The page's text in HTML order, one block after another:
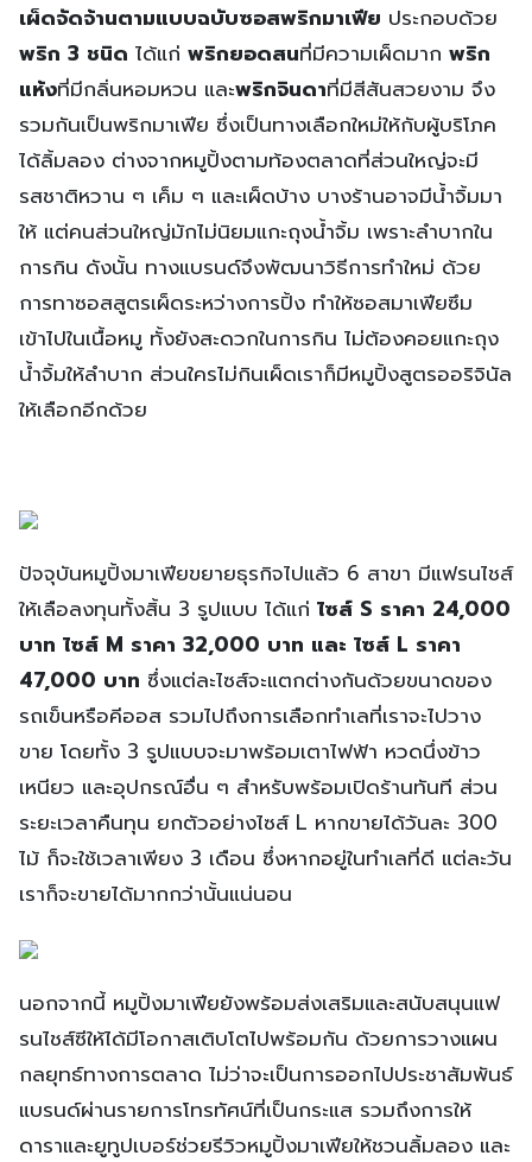
เผ็ดจัดจ้านตามแบบฉบับซอสพริกมาเฟีย ประกอบด้วย
พริก 3 ชนิด ได้แก่ พริกยอดสนที่มีความเผ็ดมาก พริก
แห้งที่มีกลิ่นหอมหวน และพริกจินดาที่มีสีสันสวยงาม จึง
รวมกันเป็นพริกมาเฟีย ซึ่งเป็นทางเลือกใหม่ให้กับผู้บริโภค
ได้ลิ้มลอง ต่างจากหมูปิ้งตามท้องตลาดที่ส่วนใหญ่จะมี
รสชาติหวาน ๆ เค็ม ๆ และเผ็ดบ้าง บางร้านอาจมีน้ำจิ้มมา
ให้ แต่คนส่วนใหญ่มักไม่นิยมแกะถุงน้ำจิ้ม เพราะลำบากใน
การกิน ดังนั้น ทางแบรนด์จึงพัฒนาวิธีการทำใหม่ ด้วย
การทาซอสสูตรเผ็ดระหว่างการปิ้ง ทำให้ซอสมาเฟียซึม
เข้าไปในเนื้อหมู ทั้งยังสะดวกในการกิน ไม่ต้องคอยแกะถุง
น้ำจิ้มให้ลำบาก ส่วนใครไม่กินเผ็ดเราก็มีหมูปิ้งสูตรออริจินัล
ให้เลือกอีกด้วย
ปัจจุบันหมูปิ้งมาเฟียขยายธุรกิจไปแล้ว 6 สาขา มีแฟรนไชส์
ให้เลือลงทุนทั้งสิ้น 3 รูปแบบ ได้แก่ ไซส์ S ราคา 24,000
บาท ไซส์ M ราคา 32,000 บาท และ ไซส์ L ราคา
47,000 บาท ซึ่งแต่ละไซส์จะแตกต่างกันด้วยขนาดของ
รถเข็นหรือคีออส รวมไปถึงการเลือกทำเลที่เราจะไปวาง
ขาย โดยทั้ง 3 รูปแบบจะมาพร้อมเตาไฟฟ้า หวดนึ่งข้าว
เหนียว และอุปกรณ์อื่น ๆ สำหรับพร้อมเปิดร้านทันที ส่วน
ระยะเวลาคืนทุน ยกตัวอย่างไซส์ L หากขายได้วันละ 300
ไม้ ก็จะใช้เวลาเพียง 3 เดือน ซึ่งหากอยู่ในทำเลที่ดี แต่ละวัน
เราก็จะขายได้มากกว่านั้นแน่นอน
นอกจากนี้ หมูปิ้งมาเฟียยังพร้อมส่งเสริมและสนับสนุนแฟ
รนไชส์ซีให้ได้มีโอกาสเติบโตไปพร้อมกัน ด้วยการวางแผน
กลยุทธ์ทางการตลาด ไม่ว่าจะเป็นการออกไปประชาสัมพันธ์
แบรนด์ผ่านรายการโทรทัศน์ที่เป็นกระแส รวมถึงการให้
ดาราและยูทูปเบอร์ช่วยรีวิวหมูปิ้งมาเฟียให้ชวนลิ้มลอง และ